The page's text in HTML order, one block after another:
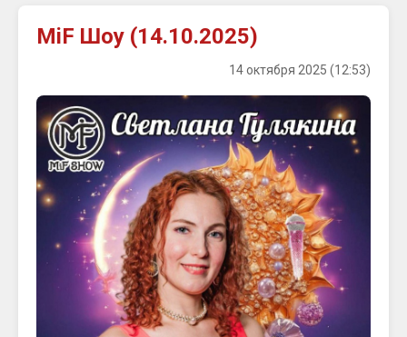
MiF Шоу (14.10.2025)
14 октября 2025 (12:53)